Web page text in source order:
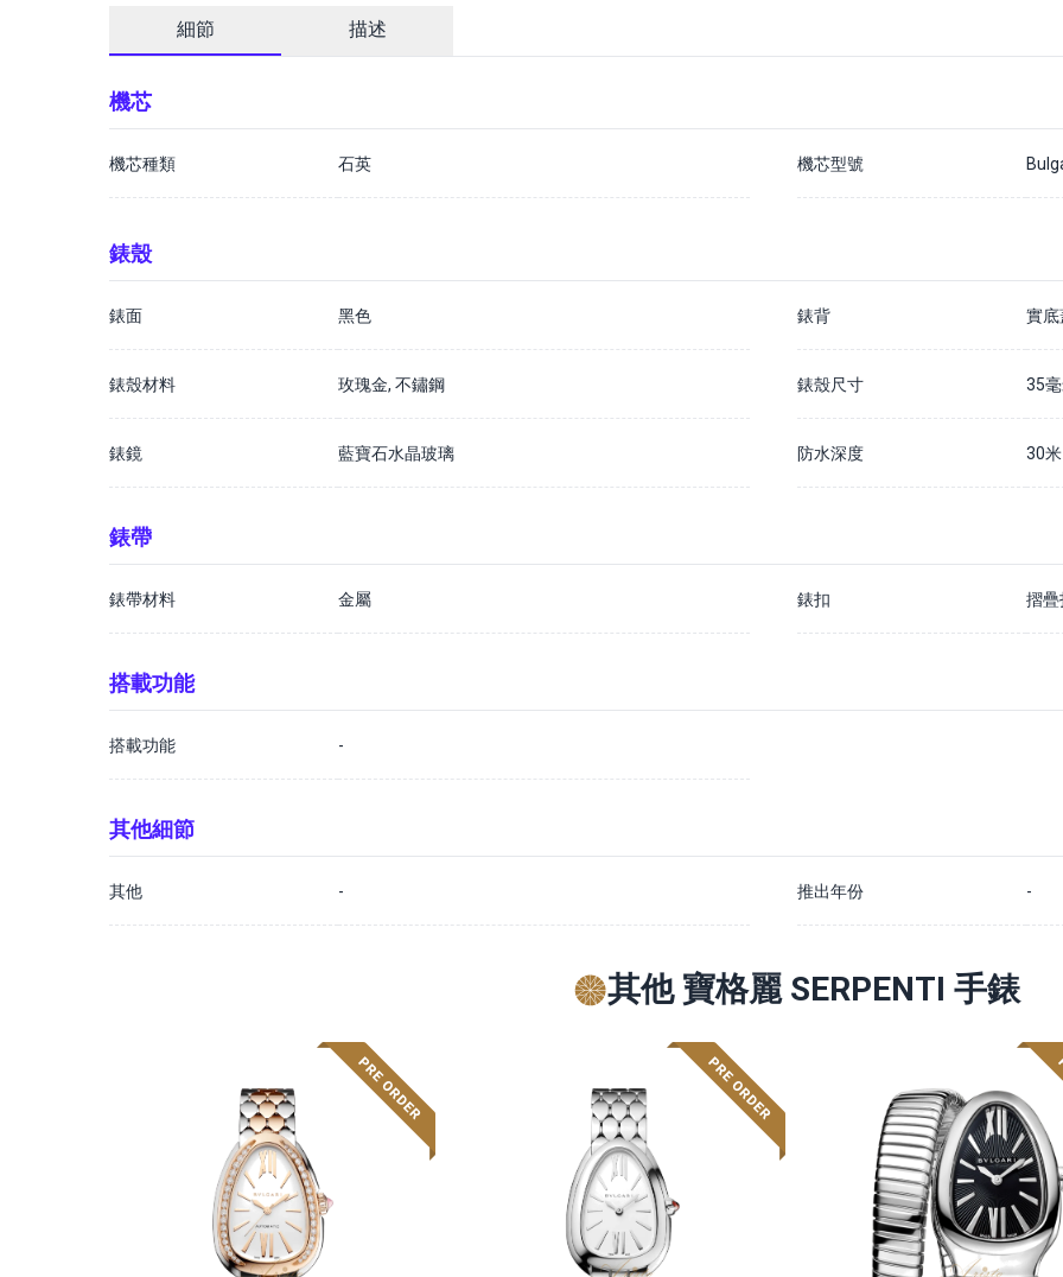
通常情況下，我們預計訂購時間為 7 - 14 個工作日內
詳情請瀏覽我們的預購訂金政策
細節 描述
機芯
機芯種類 石英 機芯型號
錶殼
錶面 黑色 錶背 實底
錶殼材料 玫瑰金, 不鏽鋼 錶殼尺寸 35
錶鏡 藍寶石水晶玻璃 防水深度 30米
錶帶
錶帶材料 金屬 錶扣 摺疊
搭載功能
搭載功能 -
其他細節
其他 - 推出年份 -
其他 寶格麗 SERPENTI 手錶